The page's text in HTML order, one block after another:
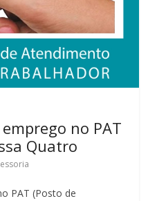
no PAT
Quatro
PAT (Posto de